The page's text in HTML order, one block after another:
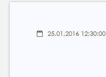
25.01.2016 12:30:00